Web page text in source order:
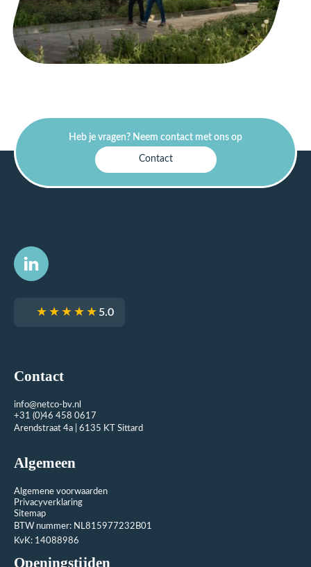
Heb je vragen? Neem contact met ons op
Contact
★★★★★ 5.0
Contact
info@netco-bv.nl
+31 (0)46 458 0617
Arendstraat 4a | 6135 KT Sittard
Algemeen
Algemene voorwaarden
Privacyverklaring
Sitemap
BTW nummer: NL815977232B01
KvK: 14088986
Openingstijden